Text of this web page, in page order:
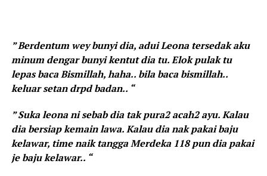
” Berdentum wey bunyi dia, adui Leona tersedak aku
minum dengar bunyi kentut dia tu. Elok pulak tu
lepas baca Bismillah, haha.. bila baca bismillah..
keluar setan drpd badan.. “
” Suka leona ni sebab dia tak pura2 acah2 ayu. Kalau
dia bersiap kemain lawa. Kalau dia nak pakai baju
kelawar, time naik tangga Merdeka 118 pun dia pakai
je baju kelawar.. “